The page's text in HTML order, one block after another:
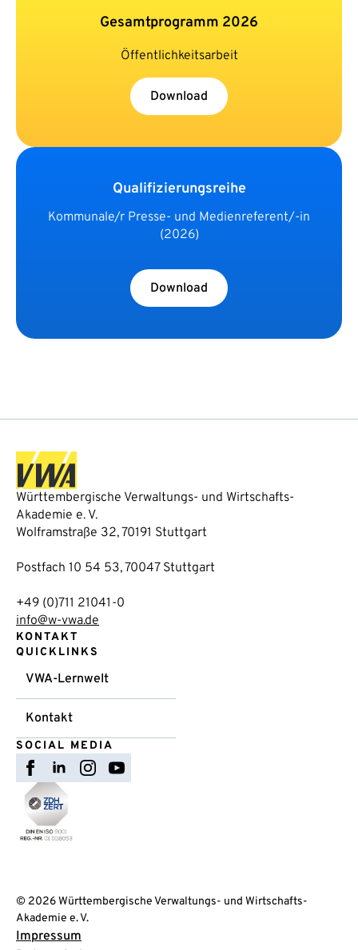
Gesamtprogramm 2026
Öffentlichkeitsarbeit
Download
Qualifizierungsreihe
Kommunale/r Presse- und Medienreferent/-in
(2026)
Download
Württembergische Verwaltungs- und Wirtschafts-
Akademie e. V.
Wolframstraße 32, 70191 Stuttgart
Postfach 10 54 53, 70047 Stuttgart
+49 (0)711 21041-0
info@w-vwa.de
KONTAKT
QUICKLINKS
VWA-Lernwelt
Kontakt
SOCIAL MEDIA
© 2026 Württembergische Verwaltungs- und Wirtschafts-
Akademie e. V.
Impressum